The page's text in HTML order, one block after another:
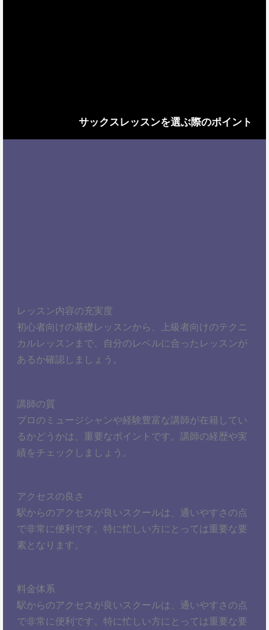
サックスレッスンを選ぶ際のポイント
レッスン内容の充実度
初心者向けの基礎レッスンから、上級者向けのテクニ
カルレッスンまで、自分のレベルに合ったレッスンが
あるか確認しましょう。
講師の質
プロのミュージシャンや経験豊富な講師が在籍してい
るかどうかは、重要なポイントです。講師の経歴や実
績をチェックしましょう。
アクセスの良さ
駅からのアクセスが良いスクールは、通いやすさの点
で非常に便利です。特に忙しい方にとっては重要な要
素となります。
料金体系
駅からのアクセスが良いスクールは、通いやすさの点
で非常に便利です。特に忙しい方にとっては重要な要